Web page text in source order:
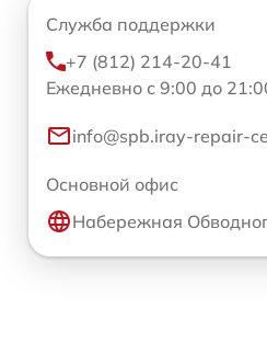
Служба поддержки
+7 (812) 214-20-41
Ежедневно с 9:00 до
info@spb.iray-repair-
Основной офис
Набережная